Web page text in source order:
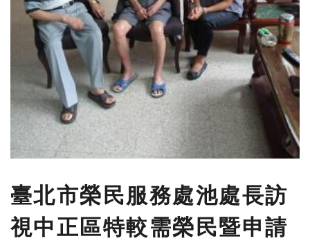
臺北市榮民服務處池處長訪
視中正區特較需榮民暨申請